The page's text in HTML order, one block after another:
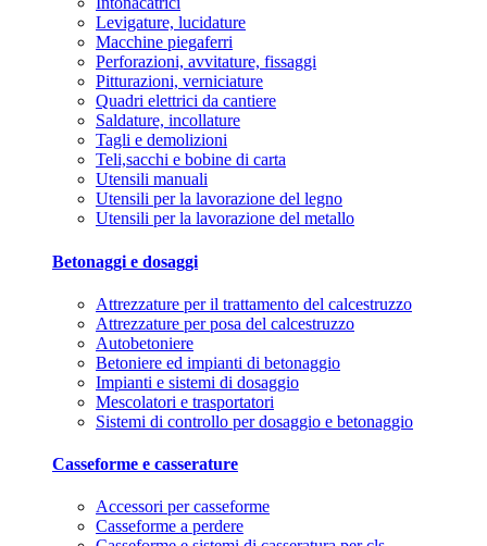
Levigature, lucidature
Macchine piegaferri
Perforazioni, avvitature, fissaggi
Pitturazioni, verniciature
Quadri elettrici da cantiere
Saldature, incollature
Tagli e demolizioni
Teli,sacchi e bobine di carta
Utensili manuali
Utensili per la lavorazione del legno
Utensili per la lavorazione del metallo
Betonaggi e dosaggi
Attrezzature per il trattamento del calcestruzzo
Attrezzature per posa del calcestruzzo
Autobetoniere
Betoniere ed impianti di betonaggio
Impianti e sistemi di dosaggio
Mescolatori e trasportatori
Sistemi di controllo per dosaggio e betonaggio
Casseforme e casserature
Accessori per casseforme
Casseforme a perdere